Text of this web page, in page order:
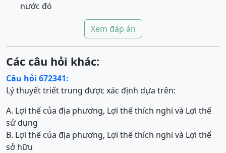
nước đó
Xem đáp án
Các câu hỏi khác:
Câu hỏi 672341:
Lý thuyết triết trung được xác định dựa trên:
A. Lợi thế của địa phương, Lợi thế thích nghi và Lợi thế
sử dụng
B. Lợi thế của địa phương, Lợi thế thích nghi và Lợi thế
sở hữu